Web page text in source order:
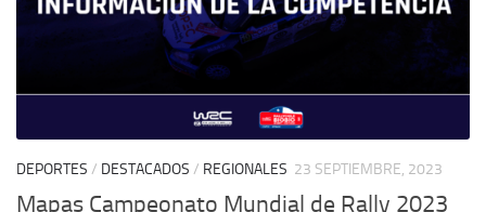
DEPORTES / DESTACADOS / REGIONALES 23 SEPTIEMBRE, 2023
Mapas Campeonato Mundial de Rally 2023